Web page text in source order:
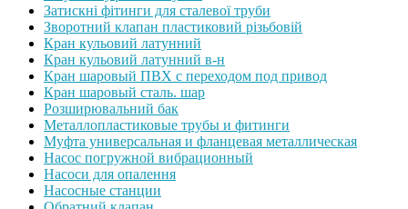
Затискні фітинги для сталевої труби
Зворотний клапан пластиковий різьбовій
Кран кульовий латунний
Кран кульовий латунний в-н
Кран шаровый ПВХ с переходом под привод
Кран шаровый сталь. шар
Розширювальний бак
Металлопластиковые трубы и фитинги
Муфта универсальная и фланцевая металлическая
Насос погружной вибрационный
Насоси для опалення
Насосные станции